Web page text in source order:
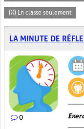
(X) En classe seulement
LA MINUTE DE
0